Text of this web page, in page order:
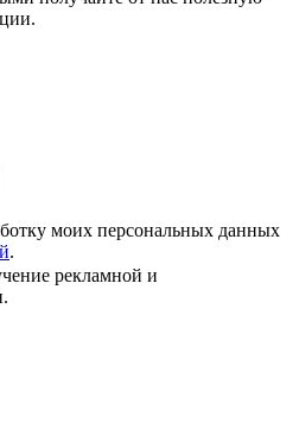
моих персональных данных
.
рекламной и